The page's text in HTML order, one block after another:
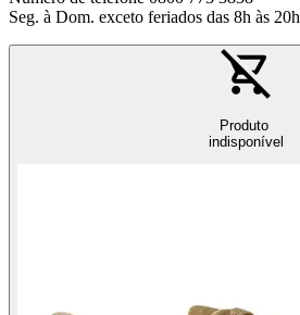
Seg. à Dom. exceto feriados das 8h às 20h
Produto
indisponível